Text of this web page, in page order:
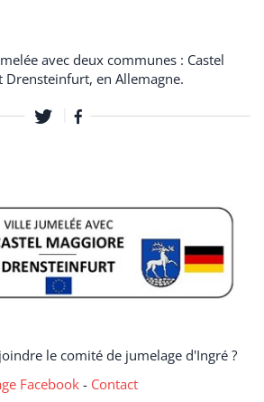
avec deux communes : Castel
Drensteinfurt, en Allemagne.
le comité de jumelage d'Ingré ?
Facebook - Contact